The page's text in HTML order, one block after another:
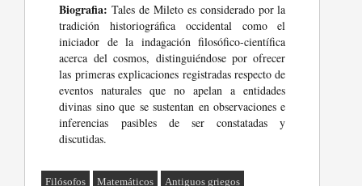
Biografia: Tales de Mileto es considerado por la
tradición historiográfica occidental como el
iniciador de la indagación filosófico-científica
acerca del cosmos, distinguiéndose por ofrecer
las primeras explicaciones registradas respecto de
eventos naturales que no apelan a entidades
divinas sino que se sustentan en observaciones e
inferencias pasibles de ser constatadas y
discutidas.
Filósofos Matemáticos Antiguos griegos